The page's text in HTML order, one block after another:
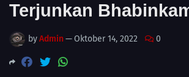
Terjunkan
byAdmin —Oktober 14, 2022 0